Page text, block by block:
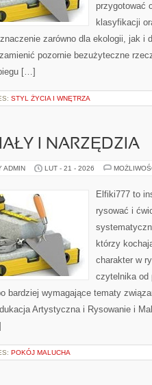
przygotować
klasyfikacji
zarówno dla ekologii, jak i
pozornie bezużyteczne
[…]
STYL ŻYCIA I WNĘTRZA
I NARZĘDZIA
ADMIN LUT - 21 - 2026
Elfiki777 to
rysować i
którzy
charakter w
czytelnika od
bardziej wymagające tematy
Artystyczna i Rysowanie i
POKÓJ MALUCHA